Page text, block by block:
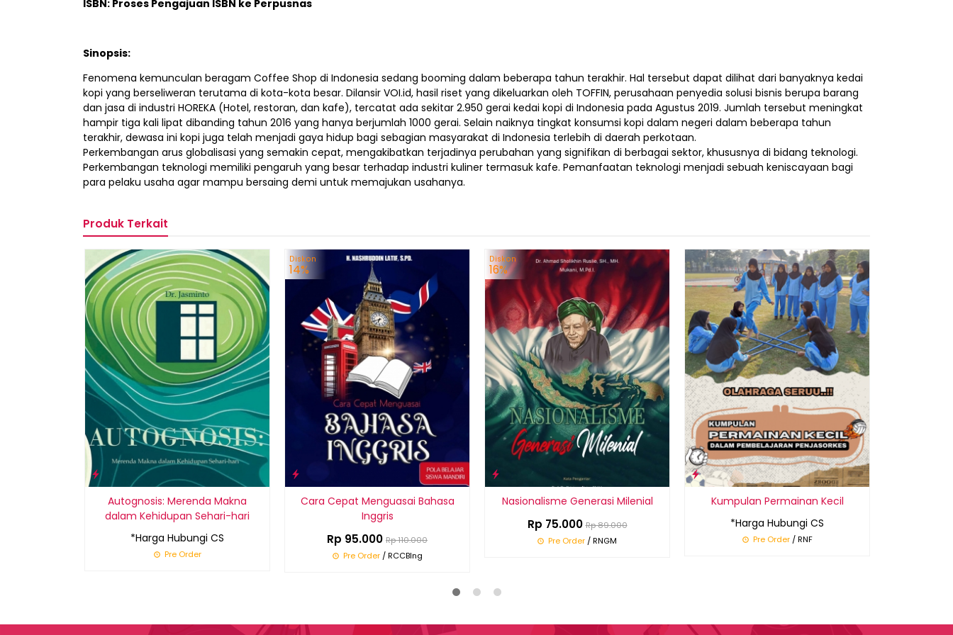
ISBN: Proses Pengajuan ISBN ke Perpusnas
Sinopsis:
Fenomena kemunculan beragam Coffee Shop di Indonesia sedang booming dalam beberapa tahun terakhir. Hal tersebut dapat dilihat dari banyaknya kedai
kopi yang berseliweran terutama di kota-kota besar. Dilansir VOI.id, hasil riset yang dikeluarkan oleh TOFFIN, perusahaan penyedia solusi bisnis berupa barang
dan jasa di industri HOREKA (Hotel, restoran, dan kafe), tercatat ada sekitar 2.950 gerai kedai kopi di Indonesia pada Agustus 2019. Jumlah tersebut meningkat
hampir tiga kali lipat dibanding tahun 2016 yang hanya berjumlah 1000 gerai. Selain naiknya tingkat konsumsi kopi dalam negeri dalam beberapa tahun
terakhir, dewasa ini kopi juga telah menjadi gaya hidup bagi sebagian masyarakat di Indonesia terlebih di daerah perkotaan.
Perkembangan arus globalisasi yang semakin cepat, mengakibatkan terjadinya perubahan yang signifikan di berbagai sektor, khususnya di bidang teknologi.
Perkembangan teknologi memiliki pengaruh yang besar terhadap industri kuliner termasuk kafe. Pemanfaatan teknologi menjadi sebuah keniscayaan bagi
para pelaku usaha agar mampu bersaing demi untuk memajukan usahanya.
Produk Terkait
Autognosis: Merenda Makna
dalam Kehidupan Sehari-hari
*Harga Hubungi CS
Pre Order
Diskon
14%
Cara Cepat Menguasai Bahasa
Inggris
Rp 95.000 Rp 110.000
Pre Order/ RCCBIng
Diskon
16%
Nasionalisme Generasi Milenial
Rp 75.000 Rp 89.000
Pre Order / RNGM
Kumpulan Permainan Kecil
*Harga Hubungi CS
Pre Order/ RNF